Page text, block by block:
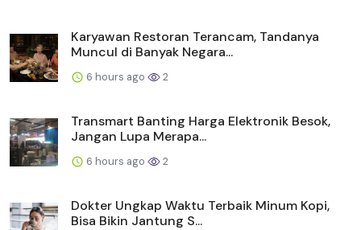
Karyawan Restoran Terancam, Tandanya
Muncul di Banyak Negara...
6 hours ago 2
Transmart Banting Harga Elektronik Besok,
Jangan Lupa Merapa...
6 hours ago 2
Dokter Ungkap Waktu Terbaik Minum Kopi,
Bisa Bikin Jantung S...